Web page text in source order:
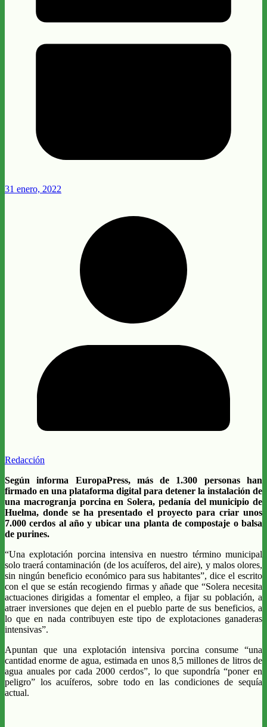
31 enero, 2022
Redacción
Según informa EuropaPress, más de 1.300 personas han
firmado en una plataforma digital para detener la instalación de
una macrogranja porcina en Solera, pedanía del municipio de
Huelma, donde se ha presentado el proyecto para criar unos
7.000 cerdos al año y ubicar una planta de compostaje o balsa
de purines.
“Una explotación porcina intensiva en nuestro término municipal
solo traerá contaminación (de los acuíferos, del aire), y malos olores,
sin ningún beneficio económico para sus habitantes”, dice el escrito
con el que se están recogiendo firmas y añade que “Solera necesita
actuaciones dirigidas a fomentar el empleo, a fijar su población, a
atraer inversiones que dejen en el pueblo parte de sus beneficios, a
lo que en nada contribuyen este tipo de explotaciones ganaderas
intensivas”.
Apuntan que una explotación intensiva porcina consume “una
cantidad enorme de agua, estimada en unos 8,5 millones de litros de
agua anuales por cada 2000 cerdos”, lo que supondría “poner en
peligro” los acuíferos, sobre todo en las condiciones de sequía
actual.